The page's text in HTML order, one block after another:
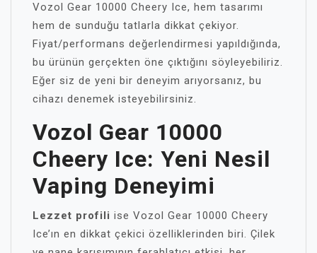
Vozol Gear 10000 Cheery Ice, hem tasarımı
hem de sunduğu tatlarla dikkat çekiyor.
Fiyat/performans değerlendirmesi yapıldığında,
bu ürünün gerçekten öne çıktığını söyleyebiliriz.
Eğer siz de yeni bir deneyim arıyorsanız, bu
cihazı denemek isteyebilirsiniz.
Vozol Gear 10000
Cheery Ice: Yeni Nesil
Vaping Deneyimi
Lezzet profili ise Vozol Gear 10000 Cheery
Ice’ın en dikkat çekici özelliklerinden biri. Çilek